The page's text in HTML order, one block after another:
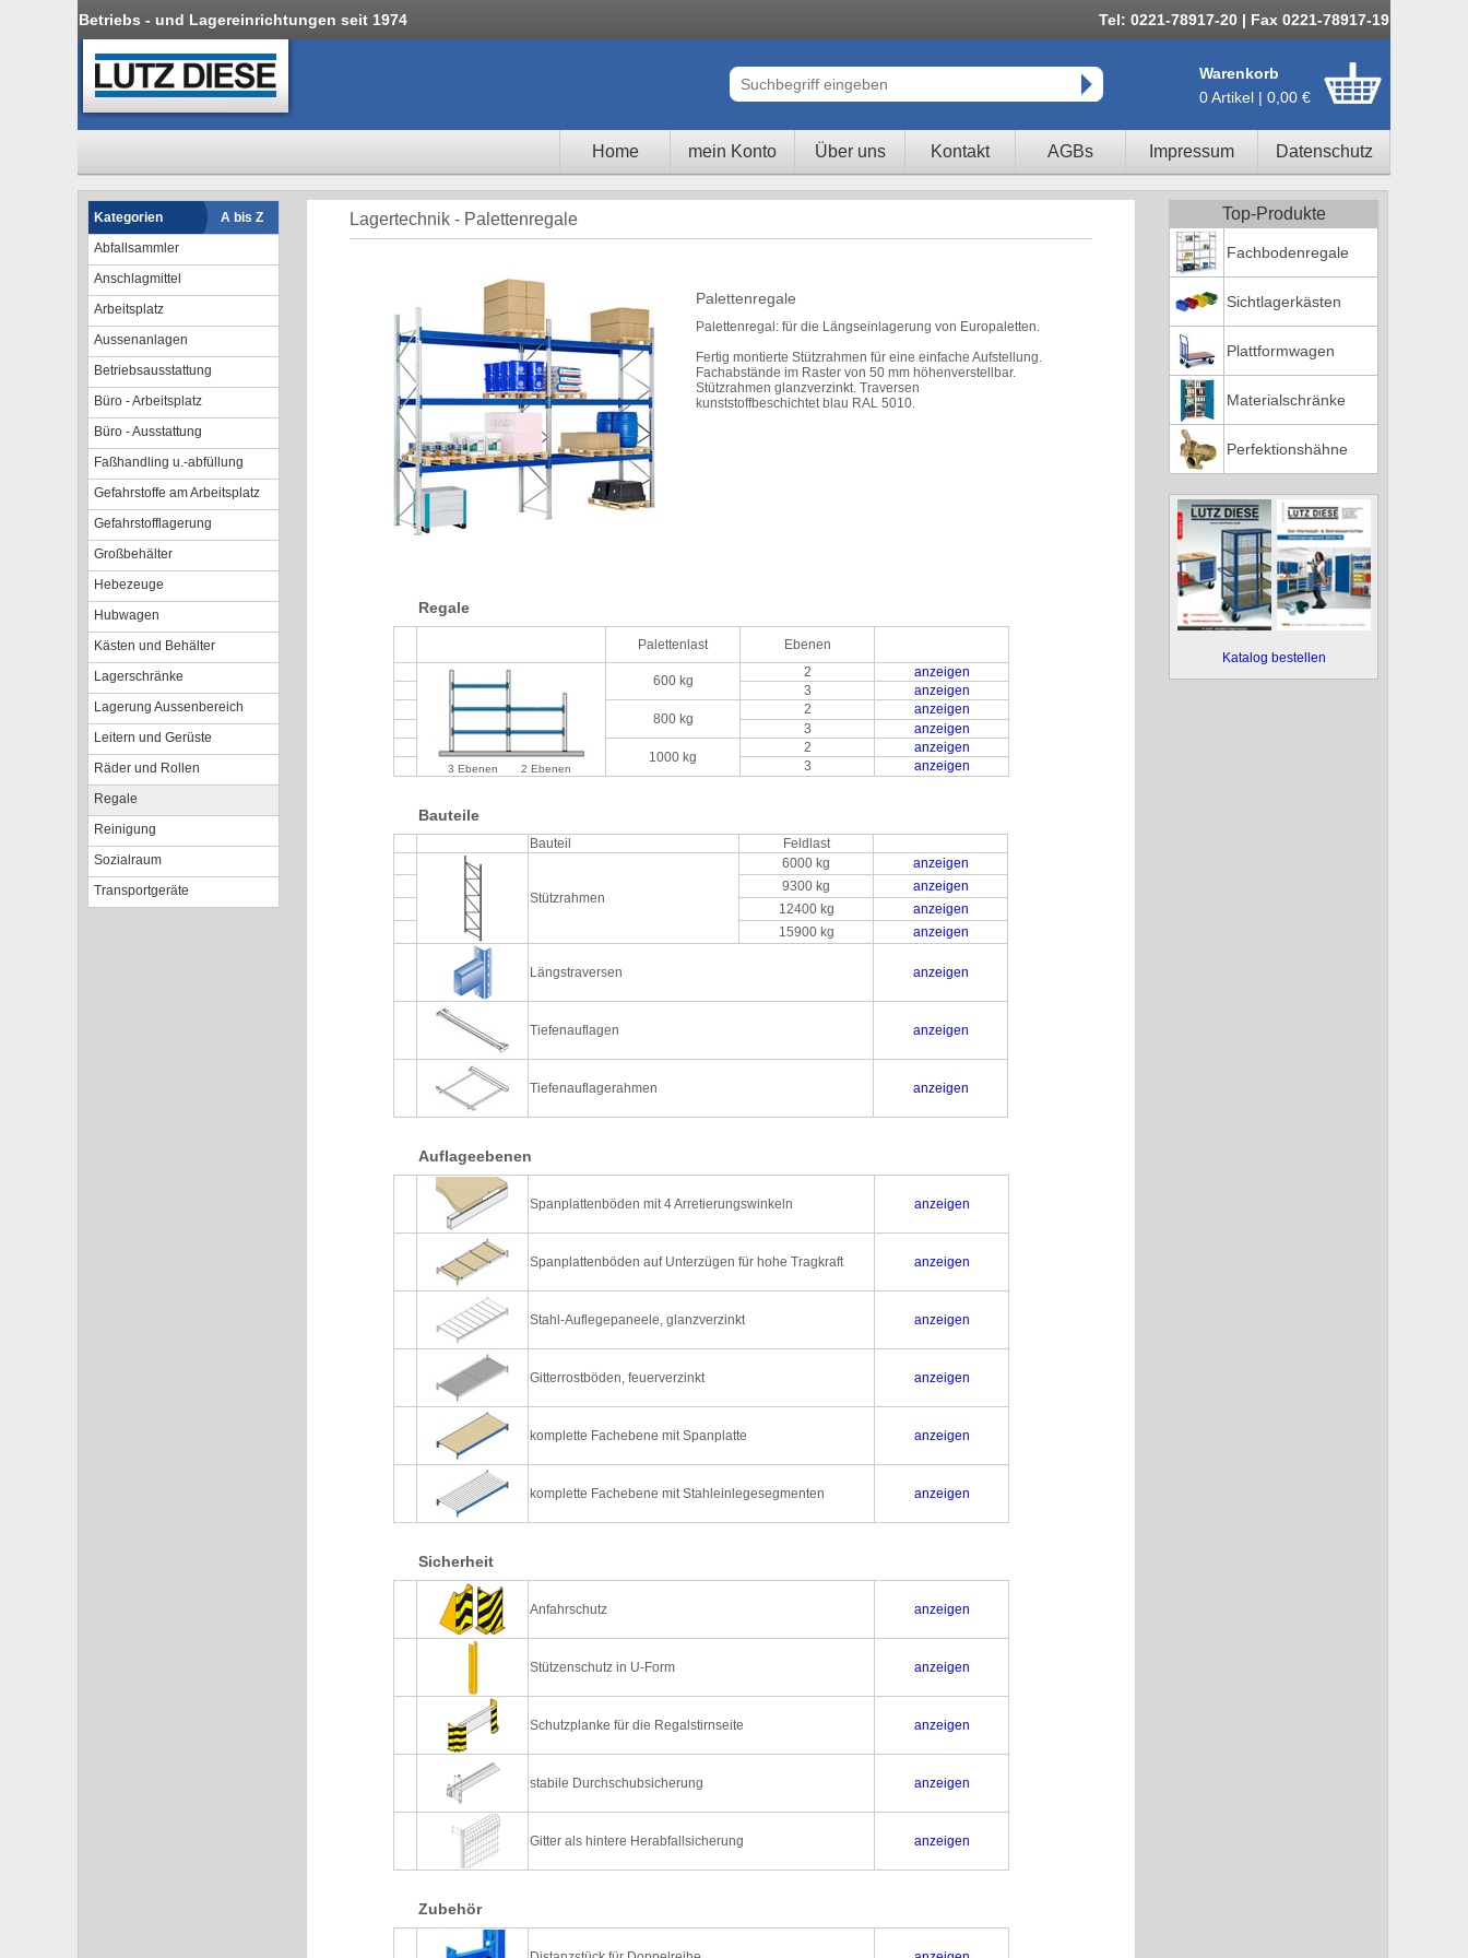
Betriebs - und Lagereinrichtungen seit 1974 Tel: 0221-78917-20 | Fax 0221-78917-19
Warenkorb
0 Artikel | 0,00 €
Home mein Konto Über uns Kontakt AGBs Impressum Datenschutz
Kategorien
A bis Z
Abfallsammler
Anschlagmittel
Arbeitsplatz
Aussenanlagen
Betriebsausstattung
Büro - Arbeitsplatz
Büro - Ausstattung
Faßhandling u.-abfüllung
Gefahrstoffe am Arbeitsplatz
Gefahrstofflagerung
Großbehälter
Hebezeuge
Hubwagen
Kästen und Behälter
Lagerschränke
Lagerung Aussenbereich
Leitern und Gerüste
Räder und Rollen
Regale
Reinigung
Sozialraum
Transportgeräte
Lagertechnik - Palettenregale
Palettenregale
Palettenregal: für die Längseinlagerung von Europaletten.
Fertig montierte Stützrahmen für eine einfache Aufstellung.
Fachabstände im Raster von 50 mm höhenverstellbar.
Stützrahmen glanzverzinkt. Traversen
kunststoffbeschichtet blau RAL 5010.
Regale
Palettenlast Ebenen
3 Ebenen 2 Ebenen
600 kg
2
anzeigen
3
anzeigen
800 kg
2
anzeigen
3
anzeigen
1000 kg
2
anzeigen
3
anzeigen
Bauteile
Bauteil Feldlast
Stützrahmen
6000 kg
anzeigen
9300 kg
anzeigen
12400 kg
anzeigen
15900 kg
anzeigen
Längstraversen anzeigen
Tiefenauflagen anzeigen
Tiefenauflagerahmen anzeigen
Auflageebenen
Spanplattenböden mit 4 Arretierungswinkeln anzeigen
Spanplattenböden auf Unterzügen für hohe Tragkraft anzeigen
Stahl-Auflegepaneele, glanzverzinkt anzeigen
Gitterrostböden, feuerverzinkt anzeigen
komplette Fachebene mit Spanplatte anzeigen
komplette Fachebene mit Stahleinlegesegmenten anzeigen
Sicherheit
Anfahrschutz anzeigen
Stützenschutz in U-Form anzeigen
Schutzplanke für die Regalstirnseite anzeigen
stabile Durchschubsicherung anzeigen
Gitter als hintere Herabfallsicherung anzeigen
Zubehör
Top-Produkte
Fachbodenregale
Sichtlagerkästen
Plattformwagen
Materialschränke
Perfektionshähne
Katalog bestellen